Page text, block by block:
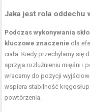
Jaka jest rola oddechu
Podczas wykonywania
kluczowe znaczenie dla
ciała. Kiedy przechylamy się
sprzyja rozluźnieniu mięśni i
wracamy do pozycji
wspiera stabilność
powtórzenia.